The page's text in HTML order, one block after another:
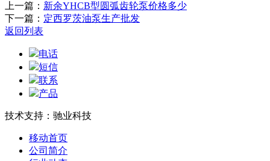
上一篇： 新余YHCB型圆弧齿轮泵价格多少
下一篇： 定西罗茨油泵生产批发
返回列表
电话
短信
联系
产品
技术支持：驰业科技
移动首页
公司简介